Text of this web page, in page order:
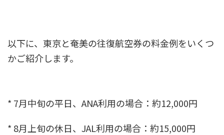
以下に、東京と奄美の往復航空券の料金例をいくつ
かご紹介します。
* 7月中旬の平日、ANA利用の場合：約12,000円
* 8月上旬の休日、JAL利用の場合：約15,000円